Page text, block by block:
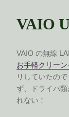
VAIO
VAIO の無線
お手軽クリー
リしていたの
ず、ドライバ
れない！